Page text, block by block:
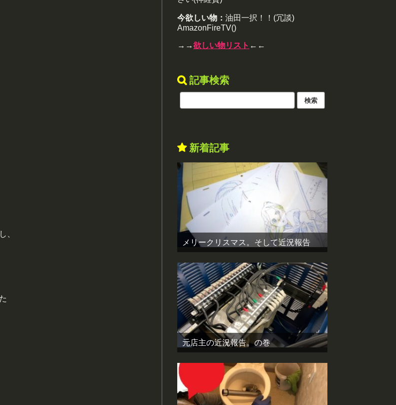
、
今欲しい物： 油田一択！！(冗談)
AmazonFireTV()
→→欲しい物リスト ←←
記事検索
新着記事
メリークリスマス。そして近況報告
元店主の近況報告。の巻